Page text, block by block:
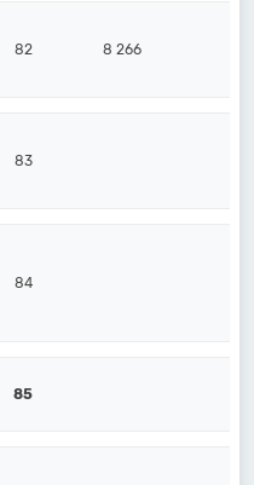
82 8 266
83
84
85